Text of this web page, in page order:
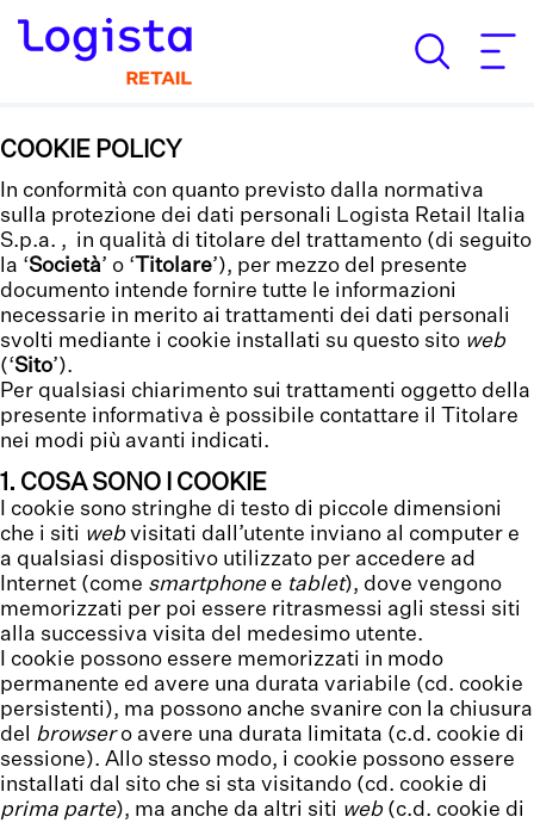
COOKIE POLICY
In conformità con quanto previsto dalla normativa
sulla protezione dei dati personali Logista Retail Italia
S.p.a. , in qualità di titolare del trattamento (di seguito
la ‘Società’ o ‘Titolare’), per mezzo del presente
documento intende fornire tutte le informazioni
necessarie in merito ai trattamenti dei dati personali
svolti mediante i cookie installati su questo sito web
(‘Sito’).
Per qualsiasi chiarimento sui trattamenti oggetto della
presente informativa è possibile contattare il Titolare
nei modi più avanti indicati.
1. COSA SONO I COOKIE
I cookie sono stringhe di testo di piccole dimensioni
che i siti web visitati dall’utente inviano al computer e
a qualsiasi dispositivo utilizzato per accedere ad
Internet (come smartphone e tablet), dove vengono
memorizzati per poi essere ritrasmessi agli stessi siti
alla successiva visita del medesimo utente.
I cookie possono essere memorizzati in modo
permanente ed avere una durata variabile (cd. cookie
persistenti), ma possono anche svanire con la chiusura
del browsero avere una durata limitata (c.d. cookie di
sessione). Allo stesso modo, i cookie possono essere
installati dal sito che si sta visitando (cd. cookie di
prima parte), ma anche da altri siti web (c.d. cookie di